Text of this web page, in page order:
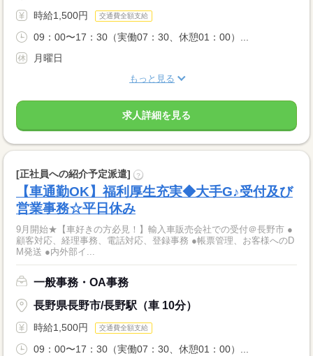
時給1,500円 交通費全額支給
09：00〜17：30（実働07：30、休憩01：00）...
月曜日
もっと見る
求人詳細を見る
[正社員への紹介予定派遣] ?
【車通勤OK】福利厚生充実◆大手G♪受付及び
営業事務☆平日休み
9月開始★【車好きの方必見！】輸入車販売会社での受付＠長野市 ●
顧客対応、経理事務、電話対応、登録事務 ●帳票管理、お客様へのD
M発送 ●内外部イ...
一般事務・OA事務
長野県長野市/長野駅（車 10分）
時給1,500円 交通費全額支給
09：00〜17：30（実働07：30、休憩01：00）...